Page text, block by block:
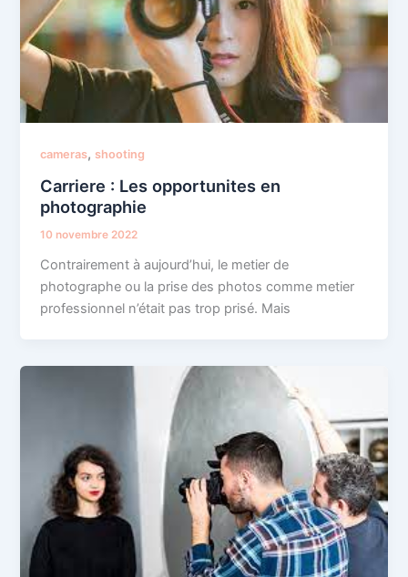
cameras,shooting
Carriere : Les opportunites en
photographie
10 novembre 2022
Contrairement à aujourd’hui, le metier de
photographe ou la prise des photos comme metier
professionnel n’était pas trop prisé. Mais